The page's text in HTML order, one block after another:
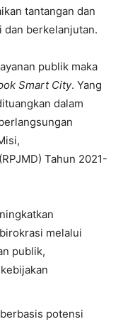
tantangan dan
dan berkelanjutan.
publik maka
Smart City. Yang
dalam
Tahun 2021-
melalui
publik,
potensi